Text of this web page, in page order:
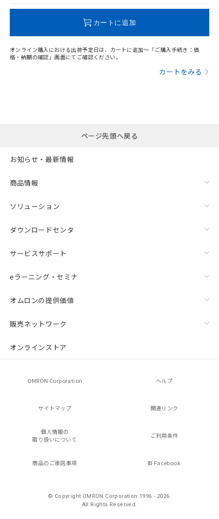
カートに追加
オンライン購入における出荷予定日は、カートに追加～「ご購入手続き：価
格・納期の確認」画面にてご確認ください。
カートをみる
ページ先頭へ戻る
お知らせ・最新情報
商品情報
ソリューション
ダウンロードセンタ
サービスサポート
eラーニング・セミナ
オムロンの提供価値
販売ネットワーク
オンラインストア
OMRON Corporation ヘルプ
サイトマップ 関連リンク
個人情報の
取り扱いについて
ご利用条件
商品のご承諾事項 Facebook
© Copyright OMRON Corporation 1996 - 2026.
All Rights Reserved.